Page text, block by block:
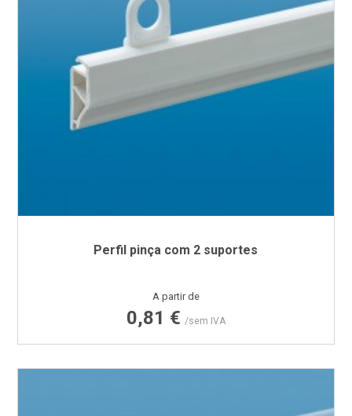
Perfil pinça com 2 suportes
Preço
A partir de
0,81 € /sem IVA